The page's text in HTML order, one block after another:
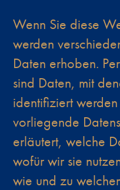
Wenn Sie diese
werden
Daten erhoben.
sind Daten, mit
identifiziert
vorliegende
erläutert, welche
wofür wir sie
wie und zu